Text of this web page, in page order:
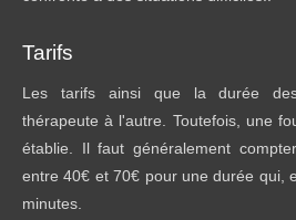
Tarifs
Les tarifs ainsi que la durée
thérapeute à l'autre. Toutefois, une
établie. Il faut généralement
entre 40€ et 70€ pour une durée qui,
minutes.